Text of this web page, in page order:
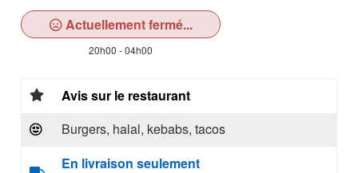
Actuellement fermé...
20h00 - 04h00
Avis sur le restaurant
Burgers, halal, kebabs, tacos
En livraison seulement